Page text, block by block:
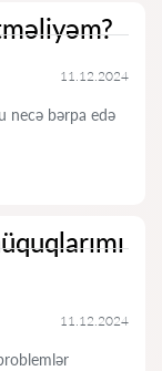
11.12.2024
necə bərpa edə
11.12.2024